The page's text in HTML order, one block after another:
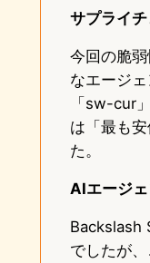
サプライ
今回の脆
なエージ
「sw-cur
は「最も
た。
AIエージ
Backslash
でしたが